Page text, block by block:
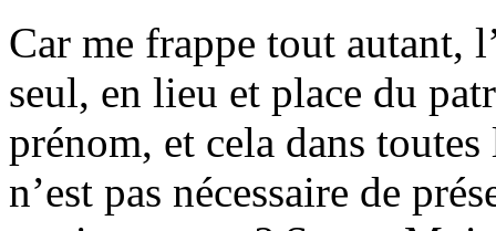
Car me frappe tout autant,
seul, en lieu et place du
prénom, et cela dans
n’est pas nécessaire de